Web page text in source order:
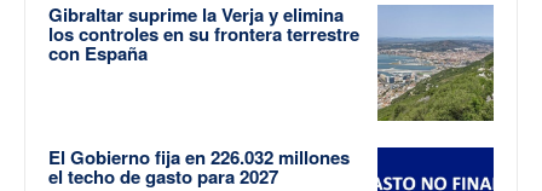
Gibraltar suprime la Verja y elimina
los controles en su frontera terrestre
con España
El Gobierno fija en 226.032 millones
el techo de gasto para 2027